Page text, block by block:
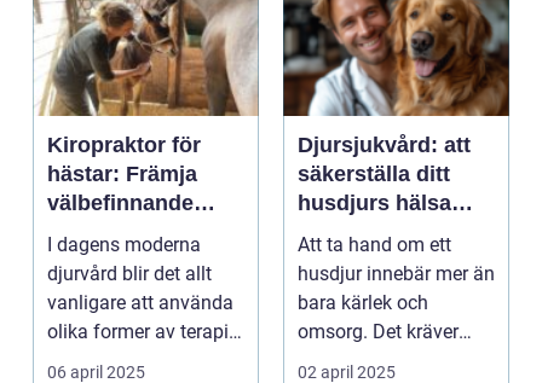
Kiropraktor för
hästar: Främja
välbefinnande
genom manuell
terapi
I dagens moderna
djurvård blir det allt
vanligare att använda
olika former av terapi
f&ou...
06 april 2025
Djursjukvård: att
säkerställa ditt
husdjurs hälsa
och välmående
Att ta hand om ett
husdjur innebär mer än
bara kärlek och
omsorg. Det kräver
ock...
02 april 2025